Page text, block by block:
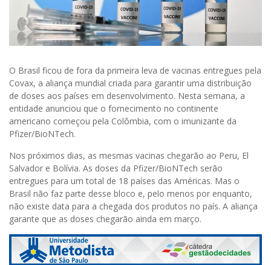
O Brasil ficou de fora da primeira leva de vacinas entregues pela
Covax, a aliança mundial criada para garantir uma distribuição
de doses aos países em desenvolvimento. Nesta semana, a
entidade anunciou que o fornecimento no continente
americano começou pela Colômbia, com o imunizante da
Pfizer/BioNTech.
Nos próximos dias, as mesmas vacinas chegarão ao Peru, El
Salvador e Bolívia. As doses da Pfizer/BioNTech serão
entregues para um total de 18 países das Américas. Mas o
Brasil não faz parte desse bloco e, pelo menos por enquanto,
não existe data para a chegada dos produtos no país. A aliança
garante que as doses chegarão ainda em março.